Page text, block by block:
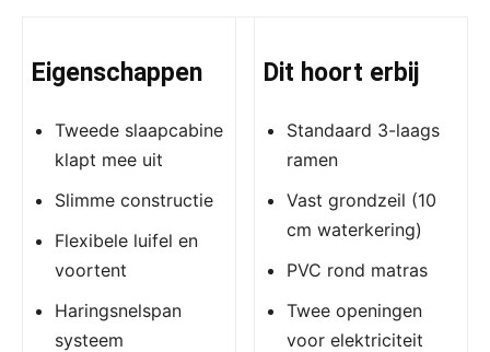
Eigenschappen
Tweede slaapcabine
klapt mee uit
Slimme constructie
Flexibele luifel en
voortent
Haringsnelspan
systeem
Dit hoort erbij
Standaard 3-laags
ramen
Vast grondzeil (10
cm waterkering)
PVC rond matras
Twee openingen
voor elektriciteit